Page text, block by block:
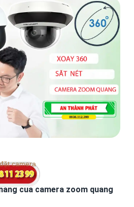
của camera zoom quang